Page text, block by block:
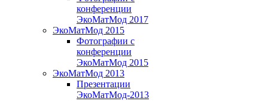
конференции
ЭкоМатМод 2017
ЭкоМатМод 2015
Фотографии с
конференции
ЭкоМатМод 2015
ЭкоМатМод 2013
Презентации
ЭкоМатМод-2013